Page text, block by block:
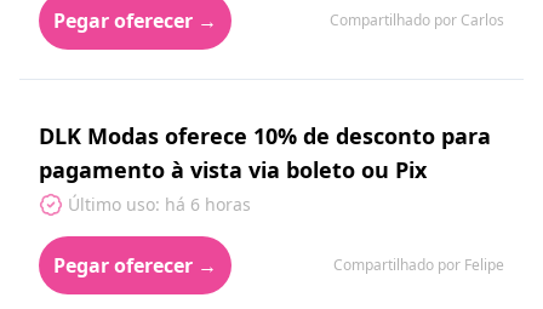
Pegar oferecer → Compartilhado por Carlos
DLK Modas oferece 10% de desconto para
pagamento à vista via boleto ou Pix
Último uso: há 6 horas
Pegar oferecer → Compartilhado por Felipe